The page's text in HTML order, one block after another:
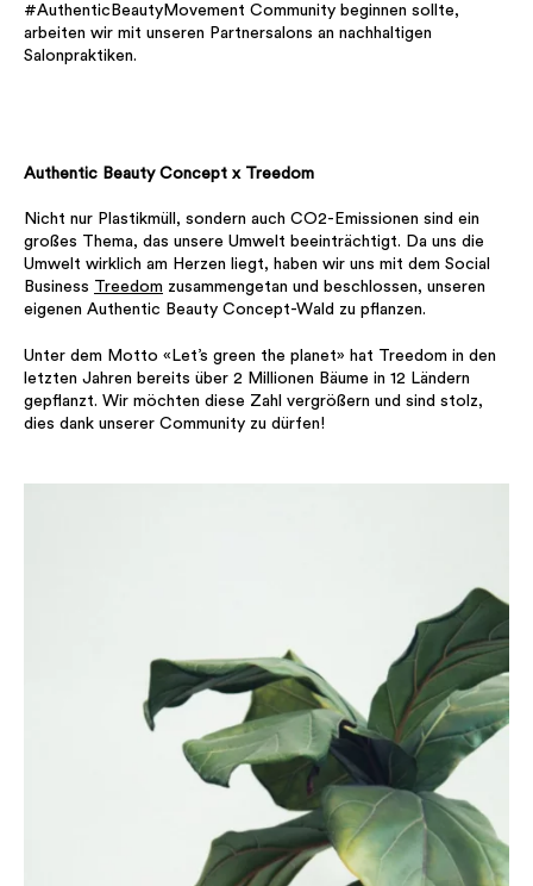
#AuthenticBeautyMovement Community beginnen sollte,
arbeiten wir mit unseren Partnersalons an nachhaltigen
Salonpraktiken.
Authentic Beauty Concept x Treedom
Nicht nur Plastikmüll, sondern auch CO2-Emissionen sind ein
großes Thema, das unsere Umwelt beeinträchtigt. Da uns die
Umwelt wirklich am Herzen liegt, haben wir uns mit dem Social
Business Treedom zusammengetan und beschlossen, unseren
eigenen Authentic Beauty Concept-Wald zu pflanzen.
Unter dem Motto «Let’s green the planet» hat Treedom in den
letzten Jahren bereits über 2 Millionen Bäume in 12 Ländern
gepflanzt. Wir möchten diese Zahl vergrößern und sind stolz,
dies dank unserer Community zu dürfen!